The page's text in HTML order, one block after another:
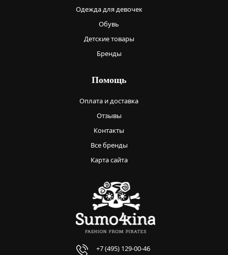
Одежда для девочек
Обувь
Детские товары
Бренды
Помощь
Оплата и доставка
Отзывы
Контакты
Все бренды
Карта сайта
+7 (495) 129-00-46